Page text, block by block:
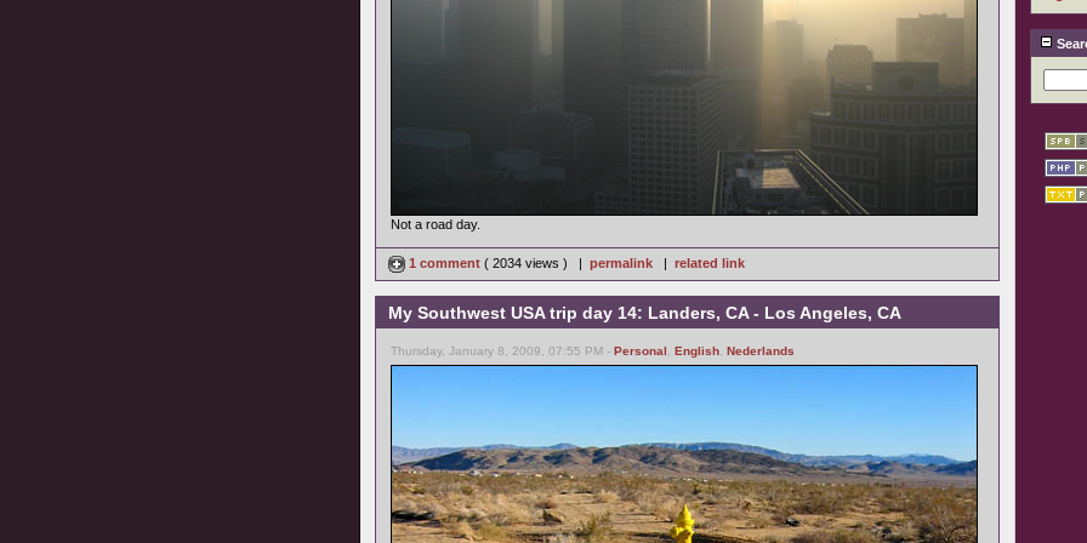
Not a road day.
1 comment ( 2034 views ) | permalink | related link
My Southwest USA trip day 14: Landers, CA - Los Angeles, CA
Thursday, January 8, 2009, 07:55 PM - Personal English Nederlands